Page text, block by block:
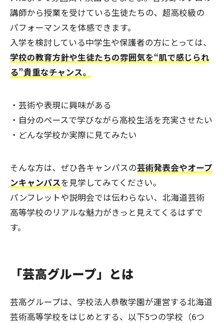
講師から授業を受けている生徒たちの、超高校級の
パフォーマンスを体感できます。
入学を検討している中学生や保護者の方にとっては、
学校の教育方針や生徒たちの雰囲気を“肌で感じられ
る”貴重なチャンス。
・芸術や表現に興味がある
・自分のペースで学びながら高校生活を充実させたい
・どんな学校か実際に見てみたい
そんな方は、ぜひ各キャンパスの芸術発表会やオープ
ンキャンパスを見学してみてください。
パンフレットや説明会では伝わらない、北海道芸術
高等学校のリアルな魅力がきっと見えてくるはずで
す。
「芸高グループ」とは
芸高グループは、学校法人恭敬学園が運営する北海道
芸術高等学校をはじめとする、以下5つの学校（6つ